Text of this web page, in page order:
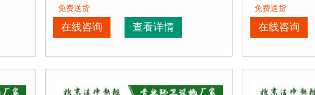
图定制
裁剪、压制、折弯后再焊接而成型，垃圾桶经磷化喷砂处理后采
垃圾桶材质：
垃圾桶周期：
3-7天 厂家直销 来图定制
选用优质镀锌钢板裁剪、压制、折弯后
免费送货
在线咨询 查看详情
垃圾桶材质：
垃圾桶周期：
免费送货
在线咨询